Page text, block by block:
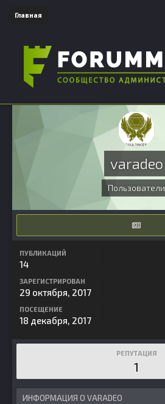
Главная
varadeo
Пользователи
ПУБЛИКАЦИЙ
14
ЗАРЕГИСТРИРОВАН
29 октября, 2017
ПОСЕЩЕНИЕ
18 декабря, 2017
РЕПУТАЦИЯ
1
ИНФОРМАЦИЯ О VARADEO